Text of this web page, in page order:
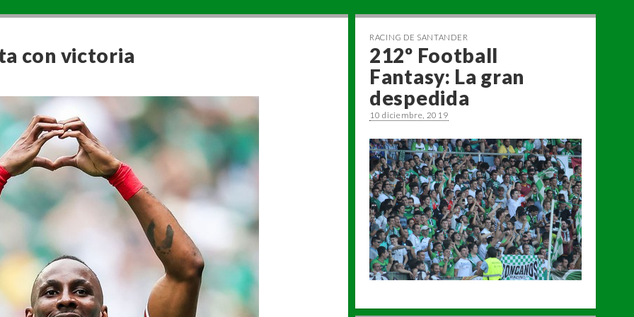
con victoria
RACING DE SANTANDER
212º Football
Fantasy: La gran
despedida
10 diciembre, 2019